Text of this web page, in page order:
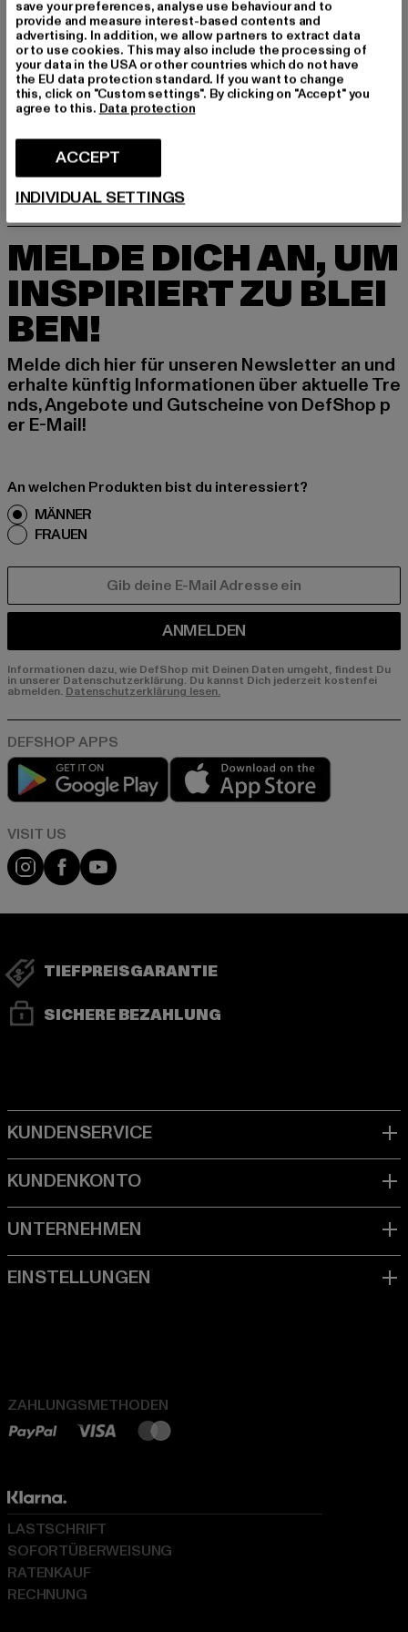
GRÖSSE & PASSFORM
PFLEGEHINWEISE
LIEFERUNG & RÜCKGABE
MELDE DICH AN, UM
INSPIRIERT ZU BLEI
BEN!
Melde dich hier für unseren Newsletter an und
erhalte künftig Informationen über aktuelle Tre
nds, Angebote und Gutscheine von DefShop p
er E-Mail!
An welchen Produkten bist du interessiert?
MÄNNER
FRAUEN
ANMELDEN
Informationen dazu, wie DefShop mit Deinen Daten umgeht, findest Du
in unserer Datenschutzerklärung. Du kannst Dich jederzeit kostenfei
abmelden. Datenschutzerklärung lesen.
Play market
Visit our Instagram page:
Visit our Facebook page:
Visit our YouTube channel:
TIEFPREISGARANTIE
SICHERE BEZAHLUNG
ZAHLUNGSMETHODEN
LASTSCHRIFT
SOFORTÜBERWEISUNG
RATENKAUF
RECHNUNG
save your preferences, analyse use behaviour and to
provide and measure interest-based contents and
advertising. In addition, we allow partners to extract data
or to use cookies. This may also include the processing of
your data in the USA or other countries which do not have
the EU data protection standard. If you want to change
this, click on "Custom settings". By clicking on "Accept" you
agree to this. Data protection
ACCEPT
INDIVIDUAL SETTINGS